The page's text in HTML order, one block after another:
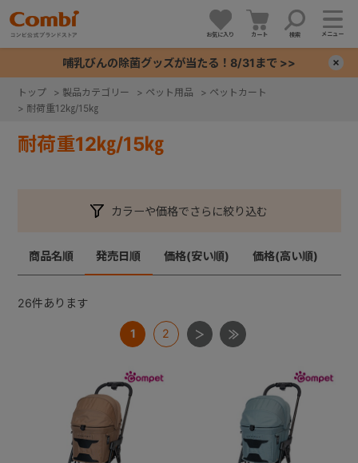
お気に入り カート 検索 メニュー
哺乳びんの除菌グッズが当たる！8/31まで >>
トップ > 製品カテゴリー > ペット用品 > ペットカート
> 耐荷重12㎏/15㎏
耐荷重12㎏/15㎏
カラーや価格でさらに絞り込む
商品名順 発売日順 価格(安い順) 価格(高い順)
26件あります
1 2